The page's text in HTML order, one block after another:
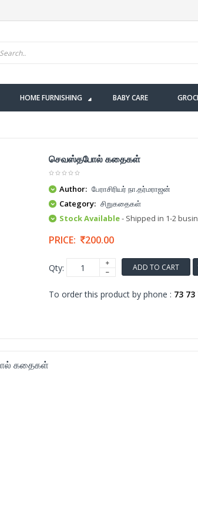
HOME FURNISHING BABY CARE
செவஸ்தபோல் கதைகள்
Author: பேராசிரியர் நா.தர்மராஜன்
Category: சிறுகதைகள்
Stock Available- Shipped in 1-2
PRICE: 200.00
Qty: ADD TO CART
To order this product by phone : 73 73
கதைகள்